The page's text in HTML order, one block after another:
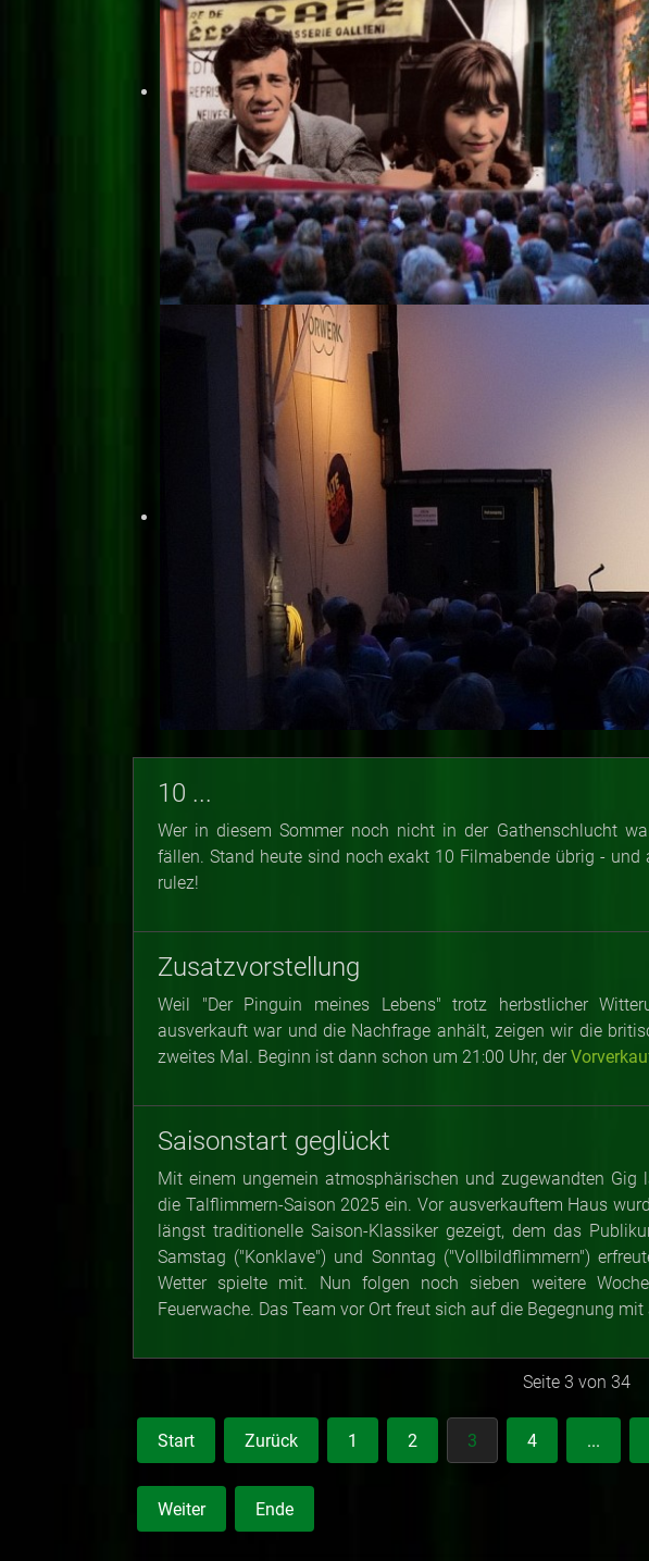
10 ...
Wer in diesem Sommer noch nicht in der Gathenschlucht
fällen. Stand heute sind noch exakt 10 Filmabende übrig -
rulez!
Zusatzvorstellung
Weil "Der Pinguin meines Lebens" trotz herbstlicher
ausverkauft war und die Nachfrage anhält, zeigen wir die
zweites Mal. Beginn ist dann schon um 21:00 Uhr, der
Saisonstart geglückt
Mit einem ungemein atmosphärischen und zugewandten Gig
die Talflimmern-Saison 2025 ein. Vor ausverkauftem Haus
längst traditionelle Saison-Klassiker gezeigt, dem das
Samstag ("Konklave") und Sonntag ("Vollbildflimmern")
Wetter spielte mit. Nun folgen noch sieben weitere
Feuerwache. Das Team vor Ort freut sich auf die Begegnung
Seite 3 von 34
Start Zurück 1 2 3 4 ...
Weiter Ende